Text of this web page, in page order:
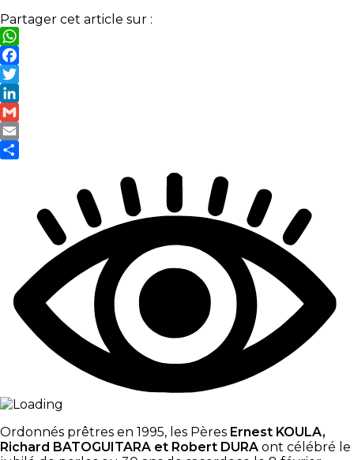
Partager cet article sur :
WhatsApp
Facebook
Twitter
LinkedIn
Gmail
Email
Ordonnés prêtres en 1995, les Pères Ernest KOULA,
Richard BATOGUITARA et Robert DURA ont célébré le